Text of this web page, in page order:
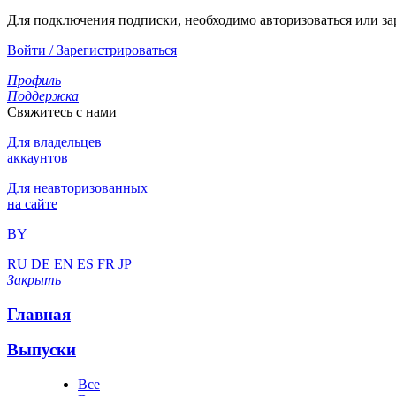
Для подключения подписки, необходимо авторизоваться или
Войти / Зарегистрироваться
Профиль
Поддержка
Свяжитесь с нами
Для владельцев
аккаунтов
Для неавторизованных
на сайте
BY
RU DE EN ES FR JP
Закрыть
Главная
Выпуски
Все